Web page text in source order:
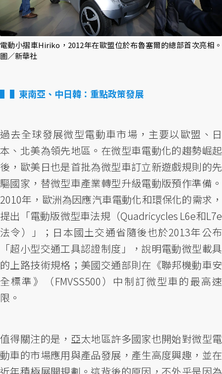
電動小摺車Hiriko，2012年在歐盟位於布魯塞爾的總部首次亮相。
圖／新華社
▌東南亞、中日韓：重點政策發展
過去全球發展微型電動車市場，主要以歐盟、日
本、北美為領先地區。在微型車電動化的趨勢崛起
後，歐美日也是首批為微型車訂立新遊戲規則的先
驅國家，替微型車產業轉型升級電動版預作準備。
2010年，歐洲為因應汽車電動化和環保化的需求，
提出「電動版微型車法規（Quadricycles L6e和L7e
法令）」；日本國土交通省隨後也於2013年公布
「超小型交通工具認證制度」，說明電動微型載具
的上路技術規格；美國交通部則在《聯邦機動車安
全標準》（FMVSS500）中制訂微型車的最高速
限。
值得關注的是，亞太地區許多國家也開始對微型電
動車的市場應用與產品發展，產生高度興趣，並在